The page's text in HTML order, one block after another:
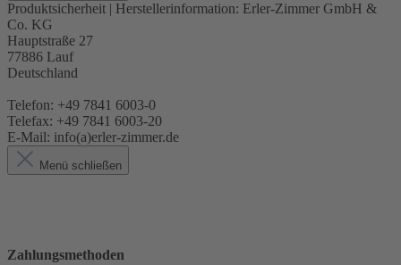
Produktsicherheit | Herstellerinformation: Erler-Zimmer GmbH &
Co. KG
Hauptstraße 27
77886 Lauf
Deutschland
Telefon: +49 7841 6003-0
Telefax: +49 7841 6003-20
E-Mail: info(a)erler-zimmer.de
Menü schließen
Zahlungsmethoden